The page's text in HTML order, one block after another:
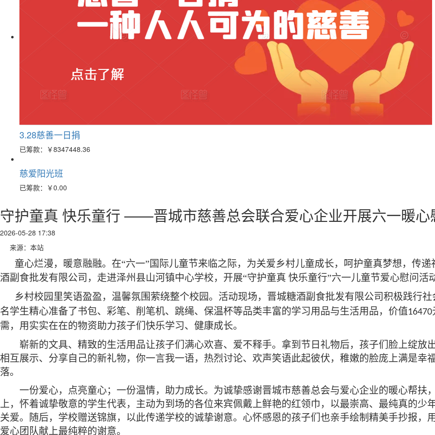
3.28慈善一日捐
已筹款： ￥8347448.36
慈爱阳光班
已筹款： ￥0.00
守护童真 快乐童行 ——晋城市慈善总会联合爱心企业开展六一暖心
2026-05-28 17:38
来源：本站
童心烂漫，暖意融融。在“六一”国际儿童节来临之际，为关爱乡村儿童成长，呵护童真梦想，传
酒副食批发有限公司，走进泽州县山河镇中心学校，开展“守护童真 快乐童行”六一儿童节爱心慰问
乡村校园里笑语盈盈，温馨氛围萦绕整个校园。活动现场，晋城糖酒副食批发有限公司积极践行
名学生精心准备了书包、彩笔、削笔机、跳绳、保温杯等品类丰富的学习用品与生活用品，价值16470
需，用实实在在的物资助力孩子们快乐学习、健康成长。
崭新的文具、精致的生活用品让孩子们满心欢喜、爱不释手。拿到节日礼物后，孩子们脸上绽放
相互展示、分享自己的新礼物，你一言我一语，热烈讨论、欢声笑语此起彼伏，稚嫩的脸庞上满是幸
落。
一份爱心，点亮童心；一份温情，助力成长。为诚挚感谢晋城市慈善总会与爱心企业的暖心帮扶
上，怀着诚挚敬意的学生代表，主动为到场的各位来宾佩戴上鲜艳的红领巾，以最崇高、最纯真的
关爱。随后，学校赠送锦旗，以此传递学校的诚挚谢意。心怀感恩的孩子们也亲手绘制精美手抄报，
爱心团队献上最纯粹的谢意。